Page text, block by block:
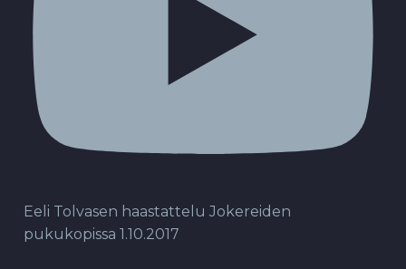
Eeli Tolvasen haastattelu Jokereiden
pukukopissa 1.10.2017